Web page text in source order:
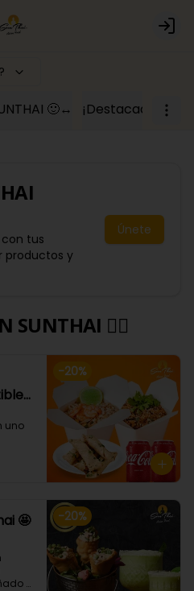
Login
🙂‍↔️ ¡Destacados y
tus
productos y
Únete
SUNTHAI 🙂‍↔️
-20%
uno
-20%
🤩